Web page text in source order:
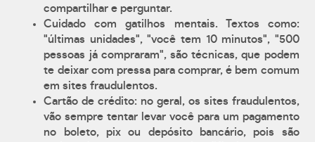
compartilhar e perguntar.
Cuidado com gatilhos mentais. Textos como:
"últimas unidades", "você tem 10 minutos", "500
pessoas já compraram", são técnicas, que podem
te deixar com pressa para comprar, é bem comum
em sites fraudulentos.
Cartão de crédito: no geral, os sites fraudulentos,
vão sempre tentar levar você para um pagamento
no boleto, pix ou depósito bancário, pois são